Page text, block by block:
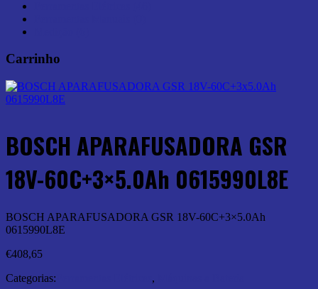
Carrinho
BOSCH APARAFUSADORA GSR
18V-60C+3×5.0Ah 0615990L8E
BOSCH APARAFUSADORA GSR 18V-60C+3×5.0Ah
0615990L8E
€408,65
Categorias:
,